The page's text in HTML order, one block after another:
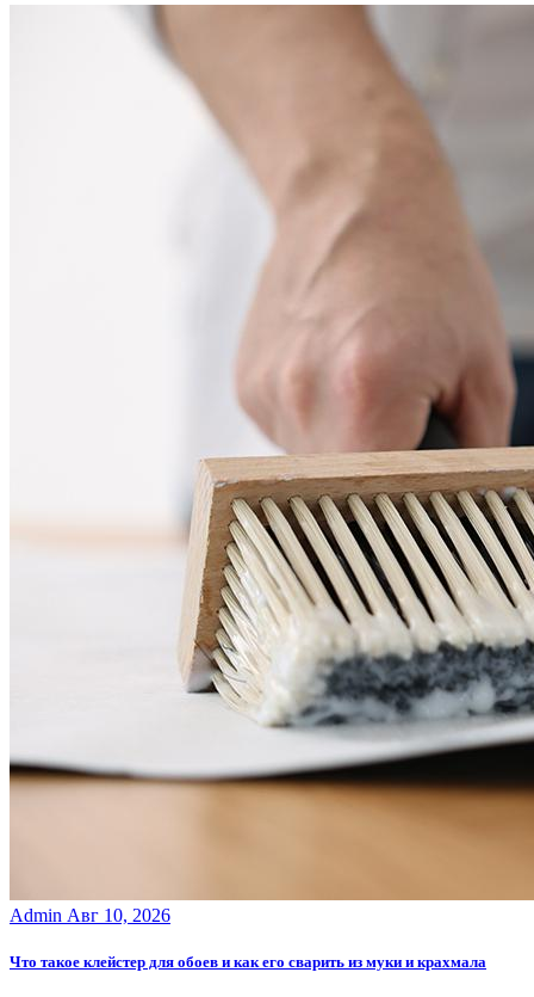
Admin Авг 10, 2026
Что такое клейстер для обоев и как его сварить из муки и крахмала